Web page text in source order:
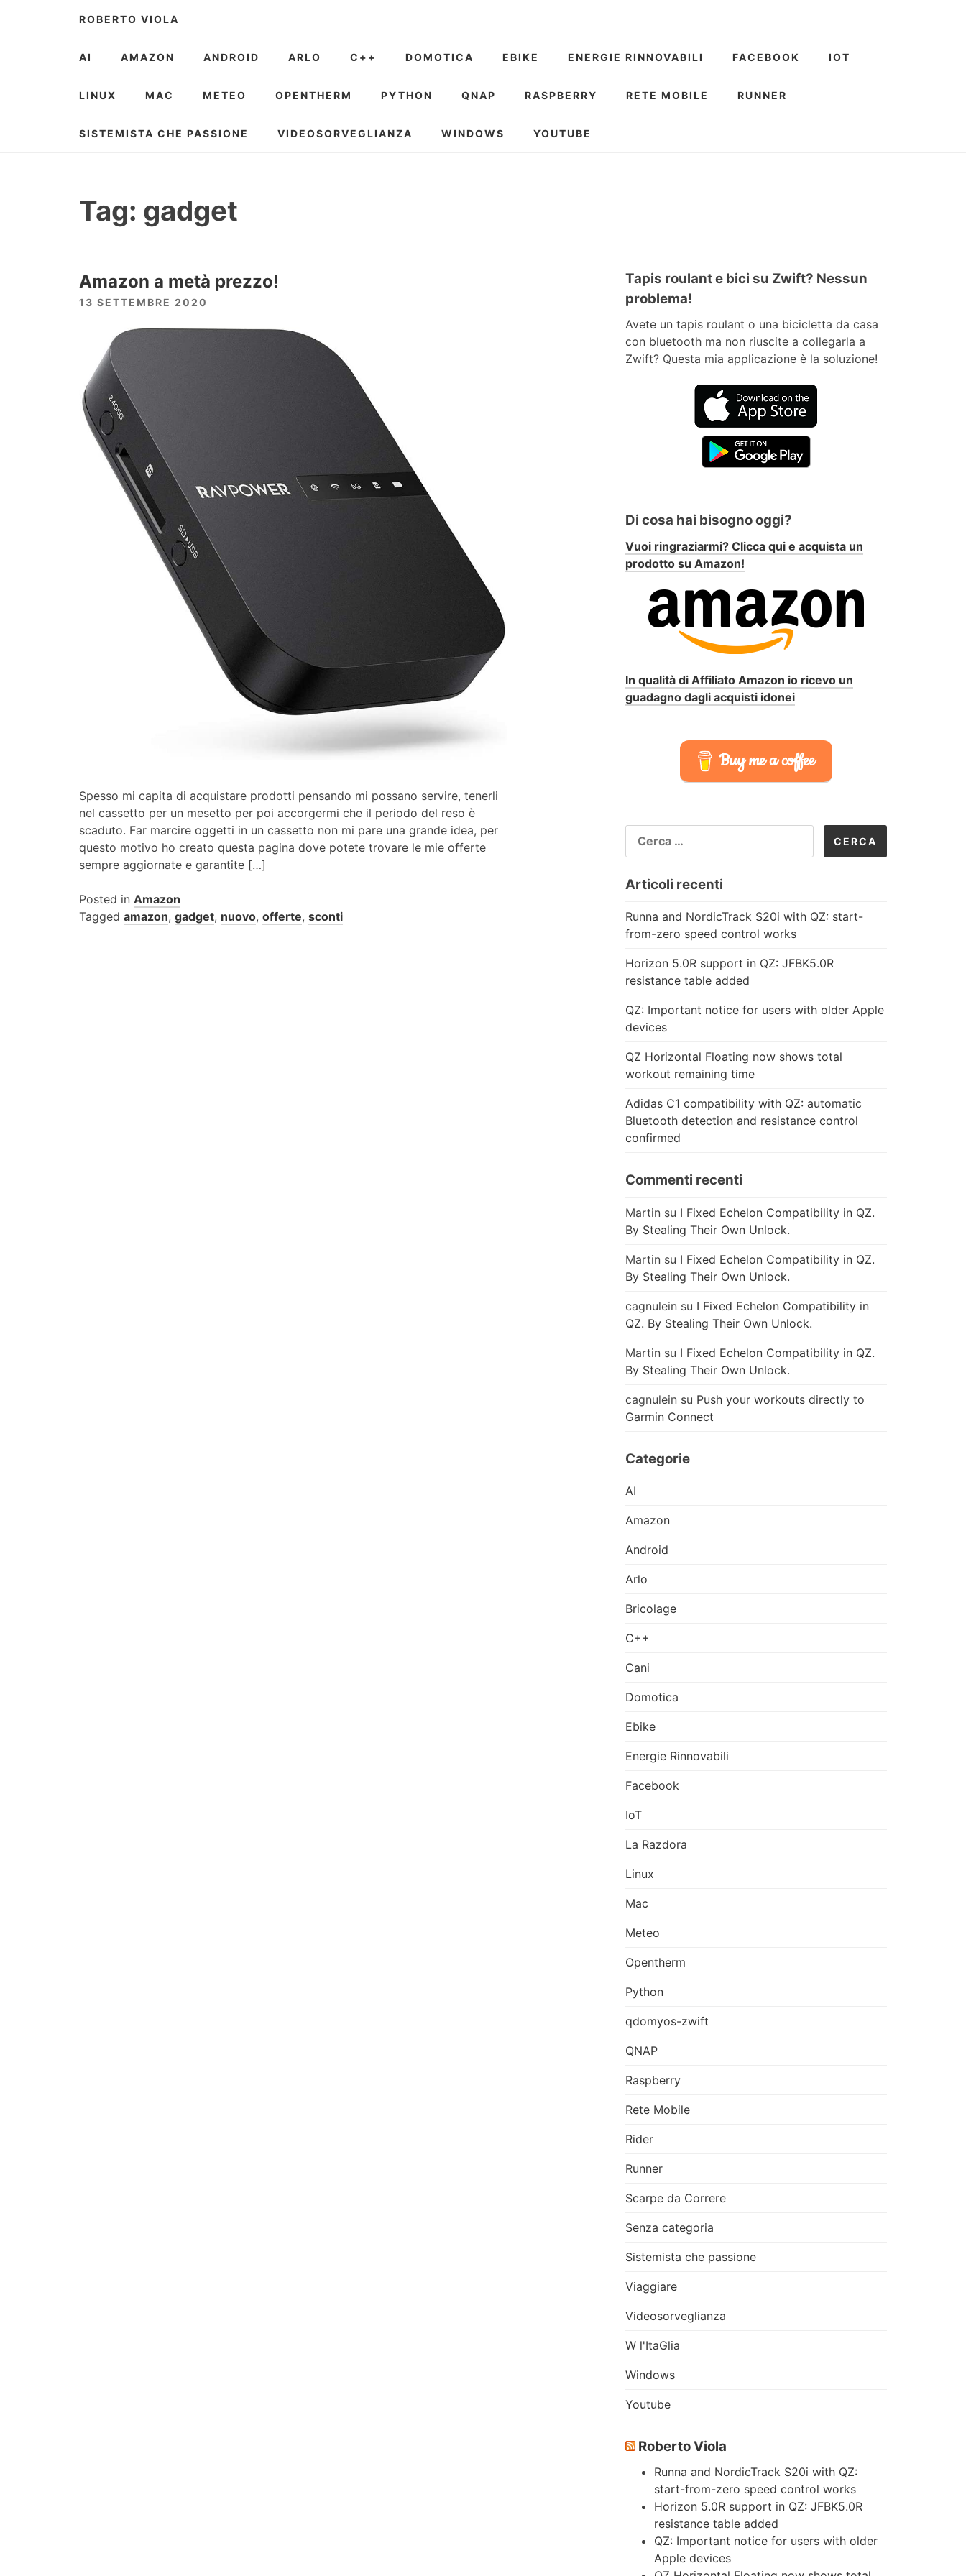
ROBERTO VIOLA
AI AMAZON ANDROID ARLO C++ DOMOTICA EBIKE ENERGIE RINNOVABILI FACEBOOK IOT
LINUX MAC METEO OPENTHERM PYTHON QNAP RASPBERRY RETE MOBILE RUNNER
SISTEMISTA CHE PASSIONE VIDEOSORVEGLIANZA WINDOWS YOUTUBE
Tag: gadget
Amazon a metà prezzo!
13 SETTEMBRE 2020
Spesso mi capita di acquistare prodotti pensando mi possano servire, tenerli
nel cassetto per un mesetto per poi accorgermi che il periodo del reso è
scaduto. Far marcire oggetti in un cassetto non mi pare una grande idea, per
questo motivo ho creato questa pagina dove potete trovare le mie offerte
sempre aggiornate e garantite […]
Posted in Amazon
Tagged amazon, gadget, nuovo, offerte, sconti
Tapis roulant e bici su Zwift? Nessun
problema!
Avete un tapis roulant o una bicicletta da casa
con bluetooth ma non riuscite a collegarla a
Zwift? Questa mia applicazione è la soluzione!
Di cosa hai bisogno oggi?
Vuoi ringraziarmi? Clicca qui e acquista un
prodotto su Amazon!
In qualità di Affiliato Amazon io ricevo un
guadagno dagli acquisti idonei
Buy me a coffee
PER:
Articoli recenti
Runna and NordicTrack S20i with QZ: start-
from-zero speed control works
Horizon 5.0R support in QZ: JFBK5.0R
resistance table added
QZ: Important notice for users with older Apple
devices
QZ Horizontal Floating now shows total
workout remaining time
Adidas C1 compatibility with QZ: automatic
Bluetooth detection and resistance control
confirmed
Commenti recenti
Martin su I Fixed Echelon Compatibility in QZ.
By Stealing Their Own Unlock.
Martin su I Fixed Echelon Compatibility in QZ.
By Stealing Their Own Unlock.
cagnulein su I Fixed Echelon Compatibility in
QZ. By Stealing Their Own Unlock.
Martin su I Fixed Echelon Compatibility in QZ.
By Stealing Their Own Unlock.
cagnulein su Push your workouts directly to
Garmin Connect
Categorie
AI
Amazon
Android
Arlo
Bricolage
C++
Cani
Domotica
Ebike
Energie Rinnovabili
Facebook
IoT
La Razdora
Linux
Mac
Meteo
Opentherm
Python
qdomyos-zwift
QNAP
Raspberry
Rete Mobile
Rider
Runner
Scarpe da Correre
Senza categoria
Sistemista che passione
Viaggiare
Videosorveglianza
W l'ItaGlia
Windows
Youtube
Roberto Viola
Runna and NordicTrack S20i with QZ:
start-from-zero speed control works
Horizon 5.0R support in QZ: JFBK5.0R
resistance table added
QZ: Important notice for users with older
Apple devices